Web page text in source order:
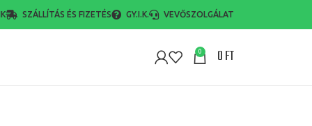
SZÁLLÍTÁS ÉS FIZETÉS GY.I.K. VEVŐSZOLGÁLAT
0 0FT